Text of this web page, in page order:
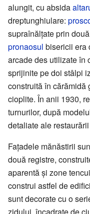
alungit, cu absida
dreptunghiulare:
supraînălțate prin
pronaosul bisericii era
arcade des utilizate în
sprijinite pe doi stâlpi
construită în cărămidă
cioplite. În anii 1930,
turnurilor, după
detaliate ale
Fațadele mănăstirii
două registre,
aparentă și zone
construi astfel de
sunt decorate cu o